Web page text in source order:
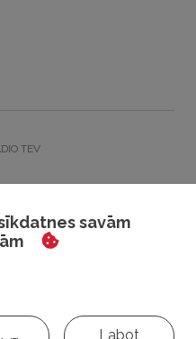
TEV
savām
Labot